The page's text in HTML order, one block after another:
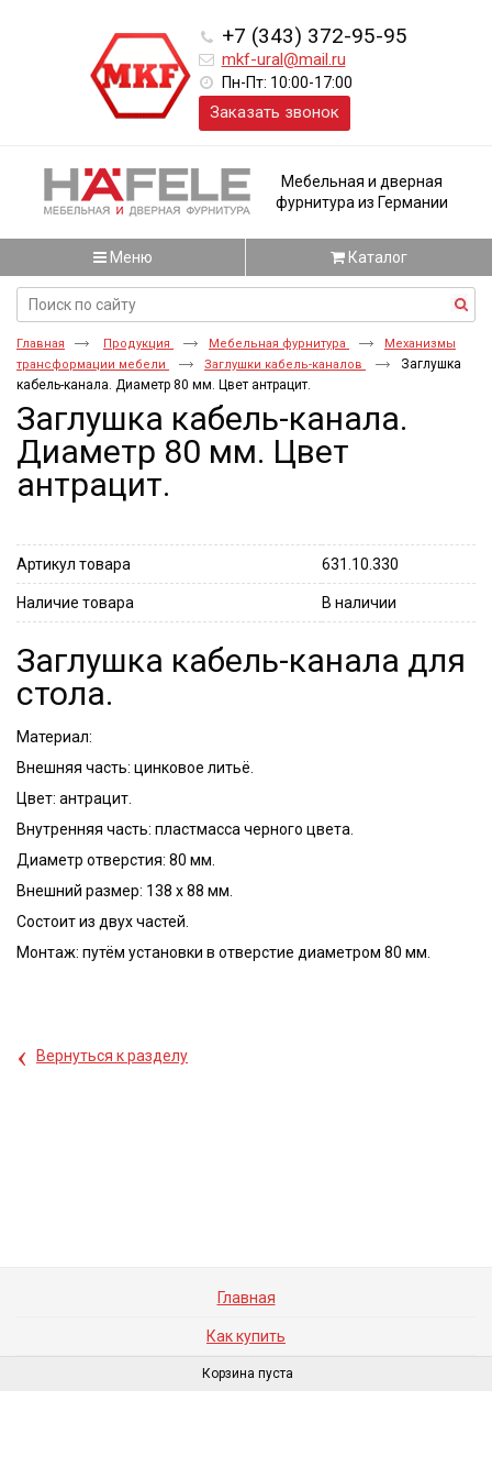
+7 (343) 372-95-95
mkf-ural@mail.ru
Пн-Пт: 10:00-17:00
Заказать звонок
Мебельная и дверная
фурнитура из Германии
Меню Каталог
Главная Продукция Мебельная фурнитура
Механизмы
трансформации мебели
Заглушки кабель-каналов
Заглушка
кабель-канала. Диаметр 80 мм. Цвет антрацит.
Заглушка кабель-канала.
Диаметр 80 мм. Цвет
антрацит.
Артикул товара 631.10.330
Наличие товара В наличии
Заглушка кабель-канала для
стола.
Материал:
Внешняя часть: цинковое литьё.
Цвет: антрацит.
Внутренняя часть: пластмасса черного цвета.
Диаметр отверстия: 80 мм.
Внешний размер: 138 х 88 мм.
Состоит из двух частей.
Монтаж: путём установки в отверстие диаметром 80 мм.
‹ Вернуться к разделу
Главная
Как купить
Производителям
Корзина пуста